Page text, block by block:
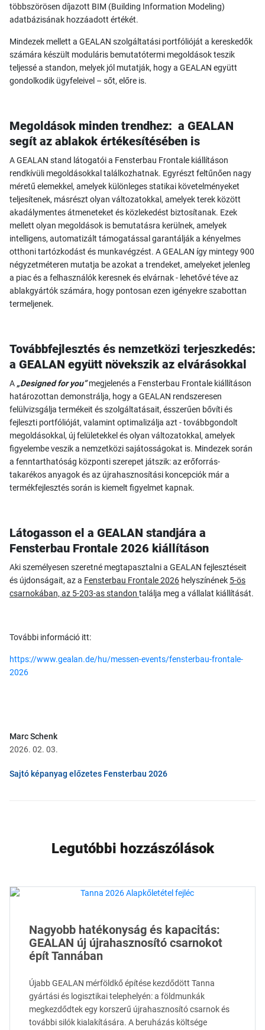
többszörösen díjazott BIM (Building Information Modeling)
adatbázisának hozzáadott értékét.
Mindezek mellett a GEALAN szolgáltatási portfólióját a kereskedők
számára készült moduláris bemutatótermi megoldások teszik
teljessé a standon, melyek jól mutatják, hogy a GEALAN együtt
gondolkodik ügyfeleivel – sőt, előre is.
Megoldások minden trendhez: a GEALAN
segít az ablakok értékesítésében is
A GEALAN stand látogatói a Fensterbau Frontale kiállításon
rendkívüli megoldásokkal találkozhatnak. Egyrészt feltűnően nagy
méretű elemekkel, amelyek különleges statikai követelményeket
teljesítenek, másrészt olyan változatokkal, amelyek terek között
akadálymentes átmeneteket és közlekedést biztosítanak. Ezek
mellett olyan megoldások is bemutatásra kerülnek, amelyek
intelligens, automatizált támogatással garantálják a kényelmes
otthoni tartózkodást és munkavégzést. A GEALAN így mintegy 900
négyzetméteren mutatja be azokat a trendeket, amelyeket jelenleg
a piac és a felhasználók keresnek és elvárnak - lehetővé téve az
ablakgyártók számára, hogy pontosan ezen igényekre szabottan
termeljenek.
Továbbfejlesztés és nemzetközi terjeszkedés:
a GEALAN együtt növekszik az elvárásokkal
A „Designed for you”megjelenés a Fensterbau Frontale kiállításon
határozottan demonstrálja, hogy a GEALAN rendszeresen
felülvizsgálja termékeit és szolgáltatásait, ésszerűen bővíti és
fejleszti portfólióját, valamint optimalizálja azt - továbbgondolt
megoldásokkal, új felületekkel és olyan változatokkal, amelyek
figyelembe veszik a nemzetközi sajátosságokat is. Mindezek során
a fenntarthatóság központi szerepet játszik: az erőforrás-
takarékos anyagok és az újrahasznosítási koncepciók már a
termékfejlesztés során is kiemelt figyelmet kapnak.
Látogasson el a GEALAN standjára a
Fensterbau Frontale 2026 kiállításon
Aki személyesen szeretné megtapasztalni a GEALAN fejlesztéseit
és újdonságait, az a Fensterbau Frontale 2026 helyszínének 5-ös
csarnokában, az 5-203-as standon találja meg a vállalat kiállítását.
További információ itt:
https://www.gealan.de/hu/messen-events/fensterbau-frontale-
2026
Marc Schenk
2026. 02. 03.
Sajtó képanyag előzetes Fensterbau 2026
Legutóbbi hozzászólások
Nagyobb hatékonyság és kapacitás:
GEALAN új újrahasznosító csarnokot
épít Tannában
Újabb GEALAN mérföldkő építése kezdődött Tanna
gyártási és logisztikai telephelyén: a földmunkák
megkezdődtek egy korszerű újrahasznosító csarnok és
további silók kialakítására. A beruházás költsége